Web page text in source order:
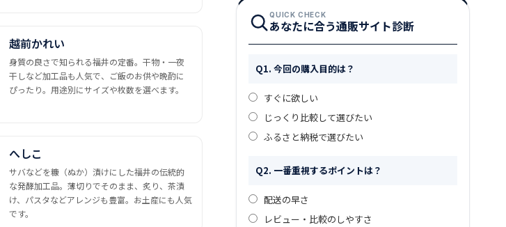
越前かれい
身質の良さで知られる福井の定番。干物・一夜
干しなど加工品も人気で、ご飯のお供や晩酌に
ぴったり。用途別にサイズや枚数を選べます。
へしこ
サバなどを糠（ぬか）漬けにした福井の伝統的
な発酵加工品。薄切りでそのまま、炙り、茶漬
け、パスタなどアレンジも豊富。お土産にも人気
です。
QUICK CHECK
あなたに合う通販サイト診断
Q1. 今回の購入目的は？
すぐに欲しい
じっくり比較して選びたい
ふるさと納税で選びたい
Q2. 一番重視するポイントは？
配送の早さ
レビュー・比較のしやすさ